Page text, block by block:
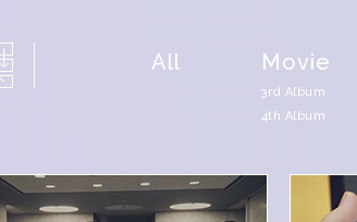
All Movie
3rd Album
4th Album